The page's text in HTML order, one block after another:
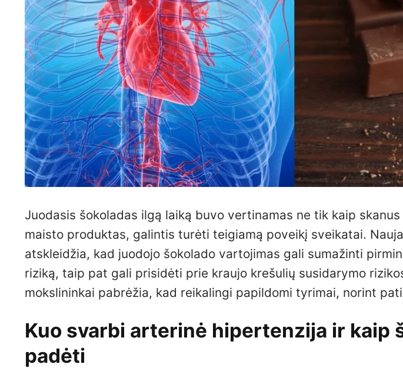
Juodasis šokoladas ilgą laiką buvo vertinamas ne tik kaip
maisto produktas, galintis turėti teigiamą poveikį sveikatai.
atskleidžia, kad juodojo šokolado vartojimas gali sumažinti
riziką, taip pat gali prisidėti prie kraujo krešulių susidarymo
mokslininkai pabrėžia, kad reikalingi papildomi tyrimai, norint
Kuo svarbi arterinė hipertenzija ir kaip
padėti